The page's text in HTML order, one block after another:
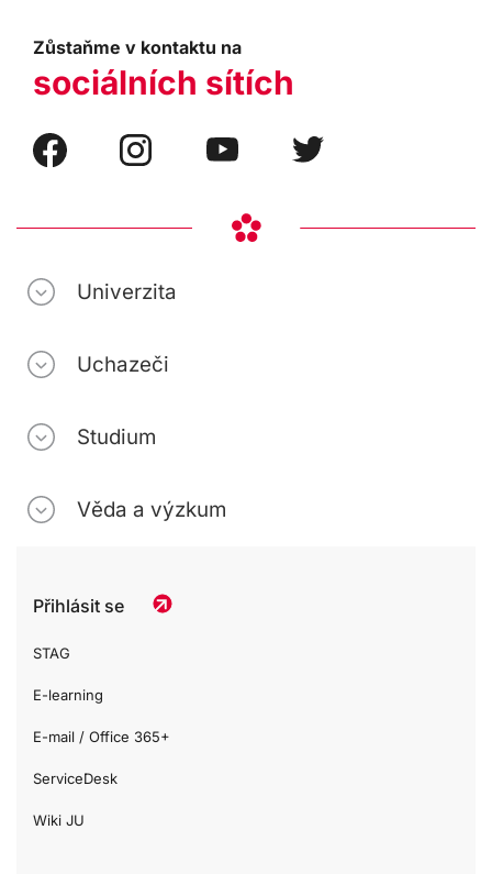
Zůstaňme v kontaktu na
sociálních sítích
Univerzita
Uchazeči
Studium
Věda a výzkum
Přihlásit se
STAG
E-learning
E-mail / Office 365+
ServiceDesk
Wiki JU